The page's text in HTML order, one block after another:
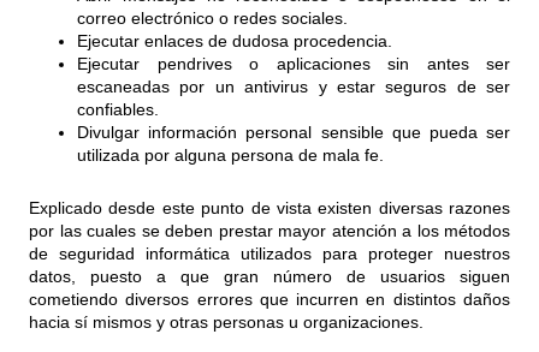
correo electrónico o redes sociales.
Ejecutar enlaces de dudosa procedencia.
Ejecutar pendrives o aplicaciones sin antes ser
escaneadas por un antivirus y estar seguros de ser
confiables.
Divulgar información personal sensible que pueda ser
utilizada por alguna persona de mala fe.
Explicado desde este punto de vista existen diversas razones
por las cuales se deben prestar mayor atención a los métodos
de seguridad informática utilizados para proteger nuestros
datos, puesto a que gran número de usuarios siguen
cometiendo diversos errores que incurren en distintos daños
hacia sí mismos y otras personas u organizaciones.